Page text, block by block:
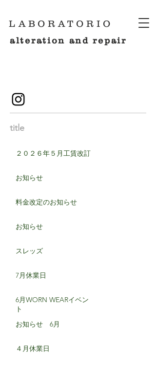
LABORATORIO
alteration and repair
title
２０２６年５月工賃改訂
お知らせ
料金改定のお知らせ
お知らせ
スレッズ
7月休業日
6月WORN WEARイベン
ト
お知らせ 6月
４月休業日